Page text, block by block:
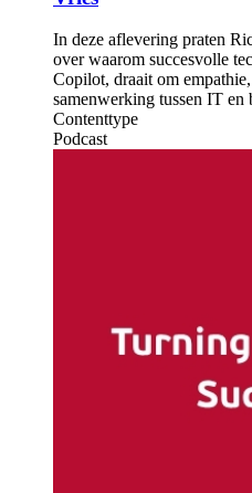
In deze aflevering praten
over waarom succesvolle
Copilot, draait om
samenwerking tussen IT en
Contenttype
Podcast